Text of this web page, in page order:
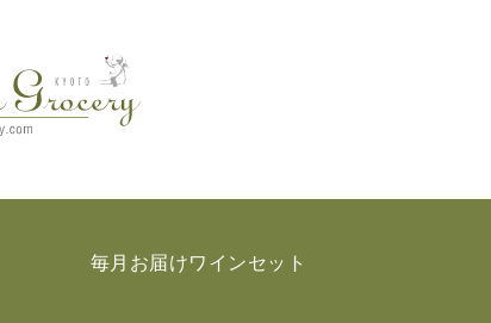
毎月お届けワインセット